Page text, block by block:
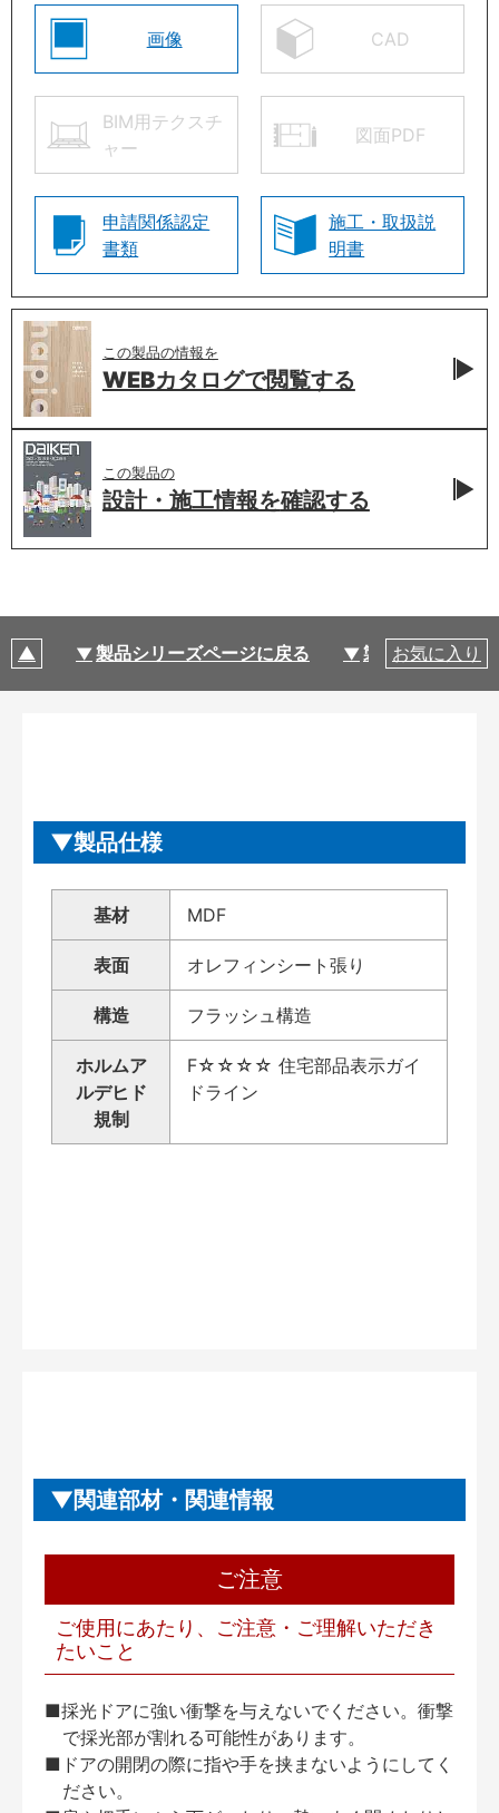
画像 CAD
BIM用テクスチ
ャー
図面PDF
申請関係認定
書類
施工・取扱説
明書
この製品の情報を
WEBカタログで閲覧する
この製品の
設計・施工情報を確認する
製品シリーズページに戻る 製品仕様
お気に入り
製品仕様
基材 MDF
表面 オレフィンシート張り
構造 フラッシュ構造
ホルムア
ルデヒド
規制
F☆☆☆☆ 住宅部品表示ガイ
ドライン
関連部材・関連情報
ご注意
ご使用にあたり、ご注意・ご理解いただき
たいこと
■採光ドアに強い衝撃を与えないでください。衝撃
で採光部が割れる可能性があります。
■ドアの開閉の際に指や手を挟まないようにしてく
ださい。